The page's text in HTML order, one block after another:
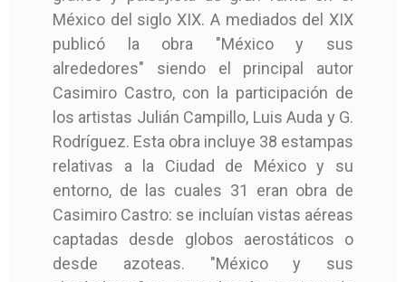
México del siglo XIX. A mediados del XIX
publicó la obra "México y sus
alrededores" siendo el principal autor
Casimiro Castro, con la participación de
los artistas Julián Campillo, Luis Auda y G.
Rodríguez. Esta obra incluye 38 estampas
relativas a la Ciudad de México y su
entorno, de las cuales 31 eran obra de
Casimiro Castro: se incluían vistas aéreas
captadas desde globos aerostáticos o
desde azoteas. "México y sus
tográfico de Deca
en
Estado Muy bien
Encuadernación Holandesa
Edición 1 Edición